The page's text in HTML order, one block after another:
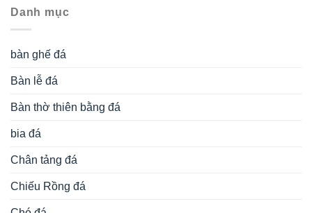
Danh mục
bàn ghế đá
Bàn lễ đá
Bàn thờ thiên bằng đá
bia đá
Chân tảng đá
Chiếu Rồng đá